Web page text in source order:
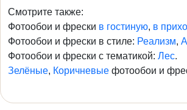
Смотрите также:
Фотообои и фрески в гостиную, в
Фотообои и фрески в стиле: Реализм,
Фотообои и фрески с тематикой: Лес.
Зелёные, Коричневые фотообои и